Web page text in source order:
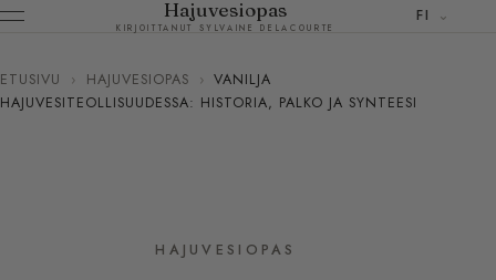
Hajuvesiopas
KIRJOITTANUT SYLVAINE DELACOURTE
FI
ETUSIVU › HAJUVESIOPAS › VANILJA
HAJUVESITEOLLISUUDESSA: HISTORIA, PALKO JA SYNTEESI
HAJUVESIOPAS